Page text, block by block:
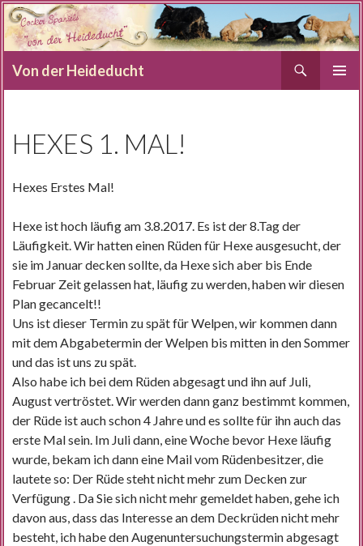
Von der Heideducht
HEXES 1. MAL!
Hexes Erstes Mal!
Hexe ist hoch läufig am 3.8.2017. Es ist der 8.Tag der
Läufigkeit. Wir hatten einen Rüden für Hexe ausgesucht, der
sie im Januar decken sollte, da Hexe sich aber bis Ende
Februar Zeit gelassen hat, läufig zu werden, haben wir diesen
Plan gecancelt!!
Uns ist dieser Termin zu spät für Welpen, wir kommen dann
mit dem Abgabetermin der Welpen bis mitten in den Sommer
und das ist uns zu spät.
Also habe ich bei dem Rüden abgesagt und ihn auf Juli,
August vertröstet. Wir werden dann ganz bestimmt kommen,
der Rüde ist auch schon 4 Jahre und es sollte für ihn auch das
erste Mal sein. Im Juli dann, eine Woche bevor Hexe läufig
wurde, bekam ich dann eine Mail vom Rüdenbesitzer, die
lautete so: Der Rüde steht nicht mehr zum Decken zur
Verfügung . Da Sie sich nicht mehr gemeldet haben, gehe ich
davon aus, dass das Interesse an dem Deckrüden nicht mehr
besteht, ich habe den Augenuntersuchungstermin abgesagt